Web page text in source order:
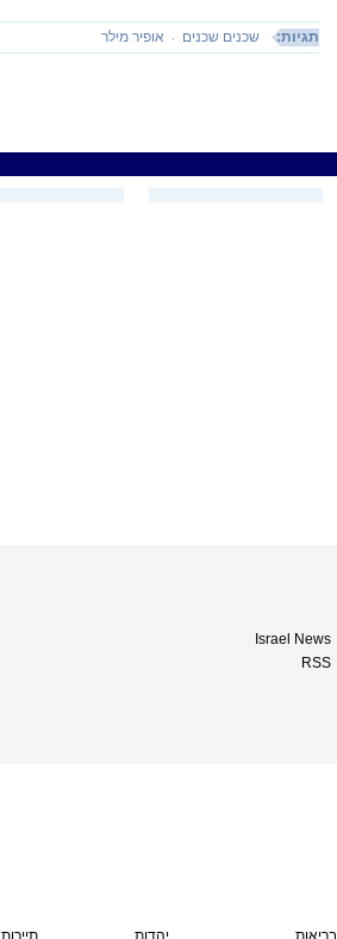
תגיות: שכנים שכנים אופיר מילר
Israel News
RSS
בריאות יהדות תיירות